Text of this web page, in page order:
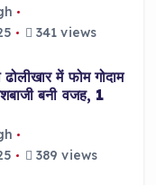
341 views
में फोम गोदाम
बनी वजह, 1
389 views